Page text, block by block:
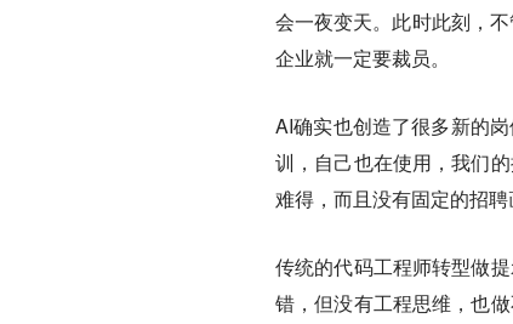
会一夜变天。 此时此刻，
企业就一定要裁员。
AI确实也创造了很多新的
训，自己也在使用，我们
难得，而且没有固定的招
传统的代码工程师转型做
错，但没有工程思维，也